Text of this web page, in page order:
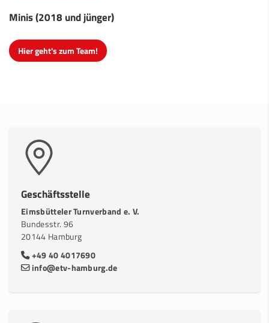
Minis (2018 und jünger)
Hier geht's zum Team!
Geschäftsstelle
Eimsbütteler Turnverband e. V.
Bundesstr. 96
20144 Hamburg
+49 40 4017690
info@etv-hamburg.de